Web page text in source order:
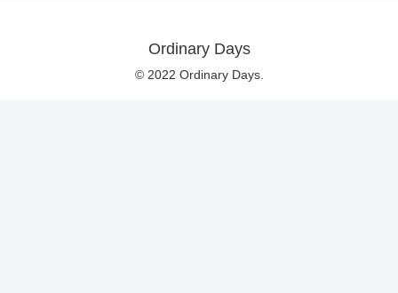
Ordinary Days
© 2022 Ordinary Days.